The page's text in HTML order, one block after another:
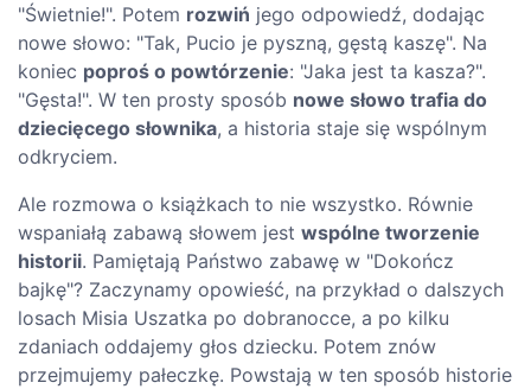
"Świetnie!". Potem rozwiń jego odpowiedź, dodając
nowe słowo: "Tak, Pucio je pyszną, gęstą kaszę". Na
koniec poproś o powtórzenie: "Jaka jest ta kasza?".
"Gęsta!". W ten prosty sposób nowe słowo trafia do
dziecięcego słownika, a historia staje się wspólnym
odkryciem.
Ale rozmowa o książkach to nie wszystko. Równie
wspaniałą zabawą słowem jest wspólne tworzenie
historii. Pamiętają Państwo zabawę w "Dokończ
bajkę"? Zaczynamy opowieść, na przykład o dalszych
losach Misia Uszatka po dobranocce, a po kilku
zdaniach oddajemy głos dziecku. Potem znów
przejmujemy pałeczkę. Powstają w ten sposób historie